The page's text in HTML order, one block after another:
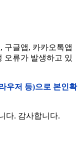
구글앱, 카카오톡앱
오류가 발생하고 있
우저 등)으로 본인확
다. 감사합니다.